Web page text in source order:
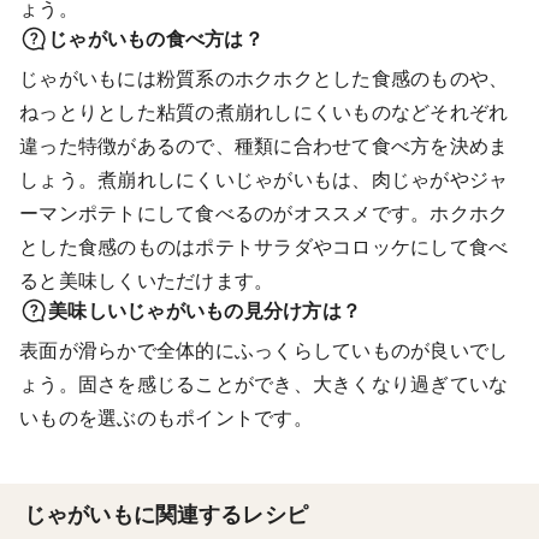
ょう。
じゃがいもの食べ方は？
じゃがいもには粉質系のホクホクとした食感のものや、
ねっとりとした粘質の煮崩れしにくいものなどそれぞれ
違った特徴があるので、種類に合わせて食べ方を決めま
しょう。煮崩れしにくいじゃがいもは、肉じゃがやジャ
ーマンポテトにして食べるのがオススメです。ホクホク
とした食感のものはポテトサラダやコロッケにして食べ
ると美味しくいただけます。
美味しいじゃがいもの見分け方は？
表面が滑らかで全体的にふっくらしていものが良いでし
ょう。固さを感じることができ、大きくなり過ぎていな
いものを選ぶのもポイントです。
じゃがいもに関連するレシピ